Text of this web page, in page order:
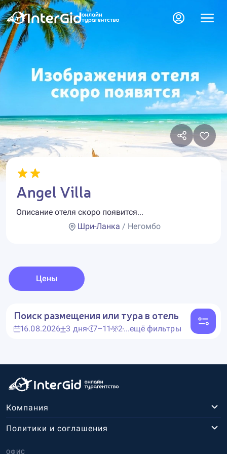
Angel Villa
Описание отеля скоро появится...
Шри-Ланка / Негомбо
Цены
Поиск размещения или тура в отель
16.08.2026 3 дня 7–11 2...ещё фильтры
Компания
ОФИС
Политики и соглашения